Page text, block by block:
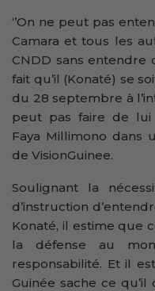
‘’On ne peut pas
Camara et tous les
CNDD sans
fait qu’il (Konaté) se
du 28 septembre à
peut pas faire de lui
Faya Millimono dans
de VisionGuinee.
Soulignant la
d’instruction
Konaté, il estime que
la défense au
responsabilité. Et il
Guinée sache ce